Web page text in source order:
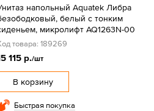
напольный Aquatek Либра
белый с тонким
микролифт AQ1263N-00
товара: 189269
115 р./шт
В корзину
Быстрая покупка